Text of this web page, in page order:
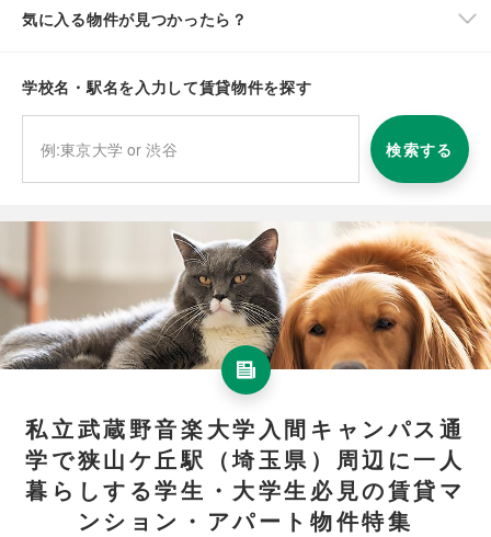
気に入る物件が見つかったら？
学校名・駅名を入力して賃貸物件を探す
検索する
私立武蔵野音楽大学入間キャンパス通
学で狭山ケ丘駅（埼玉県）周辺に一人
暮らしする学生・大学生必見の賃貸マ
ンション・アパート物件特集